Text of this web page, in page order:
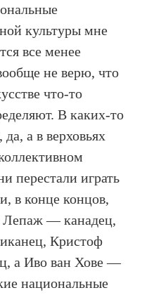
культуры мне
все менее
не верю, что
что-то
В каких-то
да, а в верховьях
перестали играть
в конце концов,
Лепаж — канадец,
Кристоф
а Иво ван Хове —
национальные